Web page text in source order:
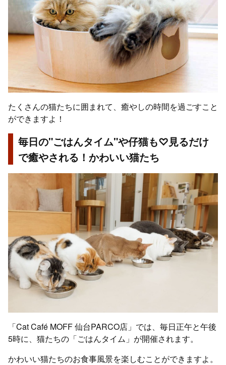
たくさんの猫たちに囲まれて、癒やしの時間を過ごすこと
ができますよ！
毎日の"ごはんタイム"や仔猫も♡見るだけ
で癒やされる！かわいい猫たち
「Cat Café MOFF 仙台PARCO店」では、毎日正午と午後
5時に、猫たちの「ごはんタイム」が開催されます。
かわいい猫たちのお食事風景を楽しむことができますよ。